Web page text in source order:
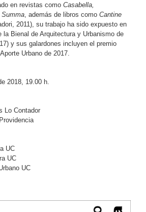
en revistas como Casabella,
, además de libros como Cantine
2011), su trabajo ha sido expuesto en
la Bienal de Arquitectura y Urbanismo de
y sus galardones incluyen el premio
Urbano de 2017.
2018, 19.00 h.
Lo Contador
UC
UC
UC